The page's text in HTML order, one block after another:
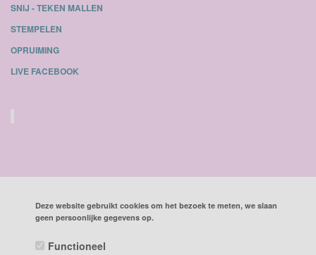
SNIJ - TEKEN MALLEN
STEMPELEN
OPRUIMING
LIVE FACEBOOK
Deze website gebruikt cookies om het bezoek te meten, we slaan
geen persoonlijke gegevens op.
Functioneel